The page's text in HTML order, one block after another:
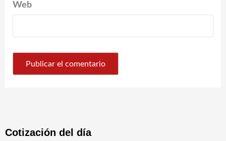
Web
Cotización del día